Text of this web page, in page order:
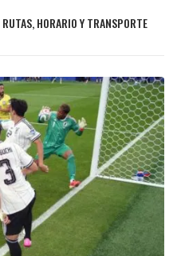
HORARIO Y TRANSPORTE